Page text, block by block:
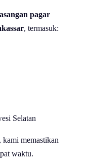
pagar
, termasuk:
Selatan
memastikan
waktu.